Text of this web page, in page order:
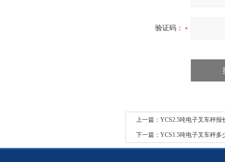
验证码：
上一篇： YCS2.5吨电子叉车秤报
下一篇： YCS1.5吨电子叉车秤多